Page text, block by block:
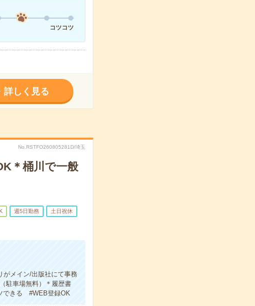
コツコツ
詳しく見る
No.RSTFO260805281D/埼玉
＊桶川で一般
週5日勤務 土日祝休
がメイン/出版社にて事務
駐車場無料）＊履歴書
できる #WEB登録OK